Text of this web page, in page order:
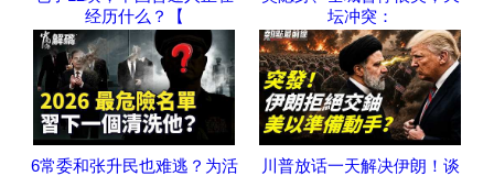
经历什么？【
坛冲突：
6常委和张升民也难逃？为活
川普放话一天解决伊朗！谈